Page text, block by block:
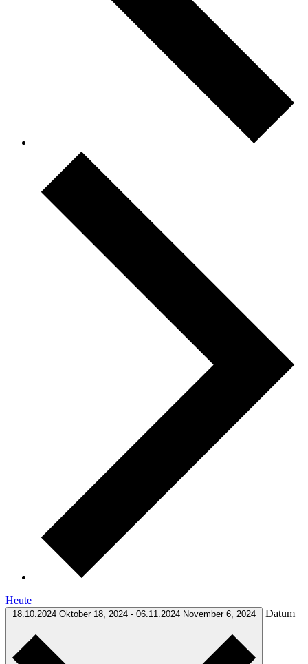
Heute
18.10.2024 Oktober 18, 2024 - 06.11.2024 November 6, 2024 Datum